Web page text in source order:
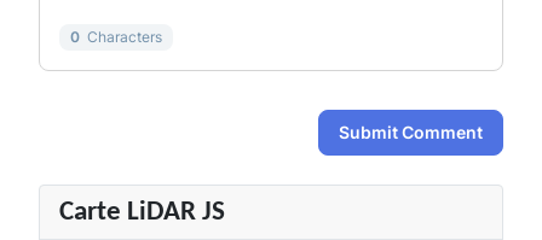
0 Characters
Submit Comment
Carte LiDAR JS